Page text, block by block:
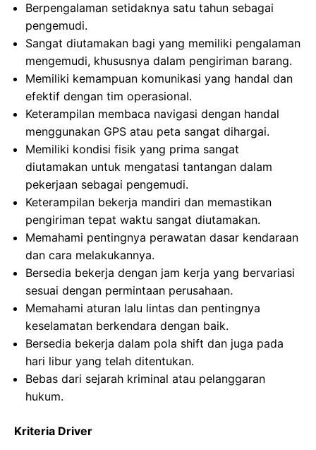
Berpengalaman setidaknya satu tahun sebagai
pengemudi.
Sangat diutamakan bagi yang memiliki pengalaman
mengemudi, khususnya dalam pengiriman barang.
Memiliki kemampuan komunikasi yang handal dan
efektif dengan tim operasional.
Keterampilan membaca navigasi dengan handal
menggunakan GPS atau peta sangat dihargai.
Memiliki kondisi fisik yang prima sangat
diutamakan untuk mengatasi tantangan dalam
pekerjaan sebagai pengemudi.
Keterampilan bekerja mandiri dan memastikan
pengiriman tepat waktu sangat diutamakan.
Memahami pentingnya perawatan dasar kendaraan
dan cara melakukannya.
Bersedia bekerja dengan jam kerja yang bervariasi
sesuai dengan permintaan perusahaan.
Memahami aturan lalu lintas dan pentingnya
keselamatan berkendara dengan baik.
Bersedia bekerja dalam pola shift dan juga pada
hari libur yang telah ditentukan.
Bebas dari sejarah kriminal atau pelanggaran
hukum.
Kriteria Driver